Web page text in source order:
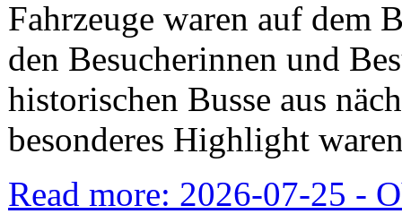
Fahrzeuge waren auf dem
den Besucherinnen und
historischen Busse aus
besonderes Highlight
Read more: 2026-07-25 -